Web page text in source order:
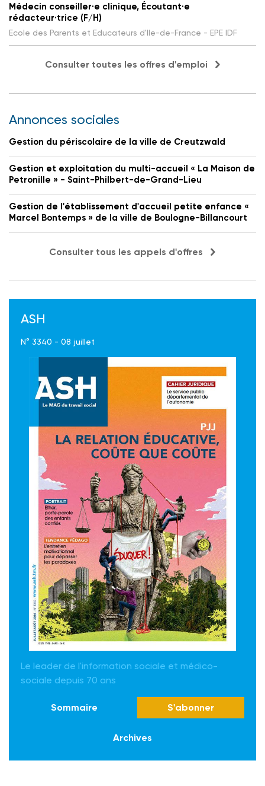
Médecin conseiller·e clinique, Écoutant·e
rédacteur·trice (F/H)
Ecole des Parents et Educateurs d'Ile-de-France - EPE IDF
Consulter toutes les offres d'emploi
Annonces sociales
Gestion du périscolaire de la ville de Creutzwald
Gestion et exploitation du multi-accueil « La Maison de
Petronille » - Saint-Philbert-de-Grand-Lieu
Gestion de l'établissement d'accueil petite enfance «
Marcel Bontemps » de la ville de Boulogne-Billancourt
Consulter tous les appels d'offres
ASH
N° 3340 - 08 juillet
Le leader de l'information sociale et médico-
sociale depuis 70 ans
Sommaire S'abonner
Archives